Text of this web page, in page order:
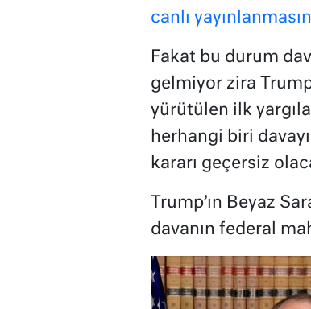
canlı
Fakat bu durum
gelmiyor zira
yürütülen ilk
herhangi biri
kararı geçersiz
Trump’ın Beyaz
davanın federal